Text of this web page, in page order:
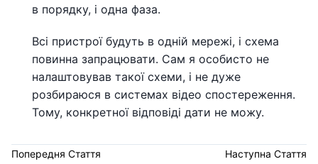
в порядку, і одна фаза.
Всі пристрої будуть в одній мережі, і схема
повинна запрацювати. Сам я особисто не
налаштовував такої схеми, і не дуже
розбираюся в системах відео спостереження.
Тому, конкретної відповіді дати не можу.
Попередня Стаття Наступна Стаття